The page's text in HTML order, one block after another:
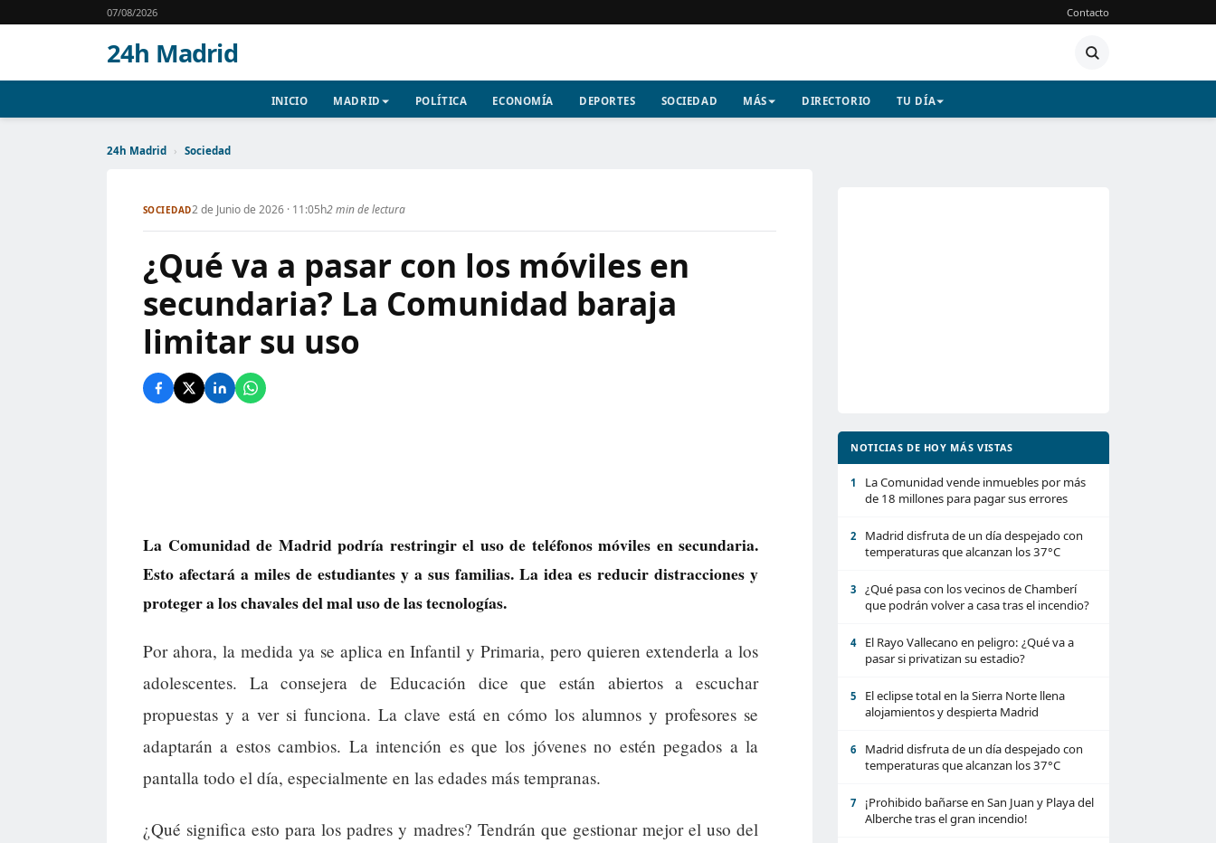
07/08/2026 Contacto
24h Madrid
INICIO MADRID POLÍTICA ECONOMÍA DEPORTES SOCIEDAD MÁS DIRECTORIO TU DÍA
24h Madrid › Sociedad
SOCIEDAD2 de Junio de 2026 · 11:05h2 min de lectura
¿Qué va a pasar con los móviles en
secundaria? La Comunidad baraja
limitar su uso
La Comunidad de Madrid podría restringir el uso de teléfonos móviles en secundaria.
Esto afectará a miles de estudiantes y a sus familias. La idea es reducir distracciones y
proteger a los chavales del mal uso de las tecnologías.
Por ahora, la medida ya se aplica en Infantil y Primaria, pero quieren extenderla a los
adolescentes. La consejera de Educación dice que están abiertos a escuchar
propuestas y a ver si funciona. La clave está en cómo los alumnos y profesores se
adaptarán a estos cambios. La intención es que los jóvenes no estén pegados a la
pantalla todo el día, especialmente en las edades más tempranas.
¿Qué significa esto para los padres y madres? Tendrán que gestionar mejor el uso del
NOTICIAS DE HOY MÁS VISTAS
1
La Comunidad vende inmuebles por más
de 18 millones para pagar sus errores
2
Madrid disfruta de un día despejado con
temperaturas que alcanzan los 37°C
3
¿Qué pasa con los vecinos de Chamberí
que podrán volver a casa tras el incendio?
4
El Rayo Vallecano en peligro: ¿Qué va a
pasar si privatizan su estadio?
5
El eclipse total en la Sierra Norte llena
alojamientos y despierta Madrid
6
Madrid disfruta de un día despejado con
temperaturas que alcanzan los 37°C
7
¡Prohibido bañarse en San Juan y Playa del
Alberche tras el gran incendio!